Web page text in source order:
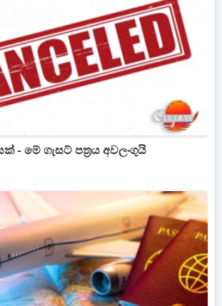
- මේ ගැසට් පත්‍රය අවලංගුයි